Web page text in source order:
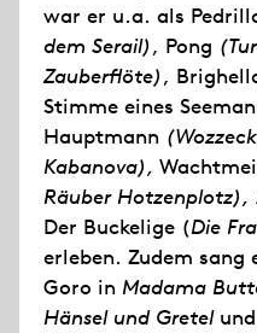
war er u.a. als
dem Serail), Pong
Zauberflöte),
Stimme eines
Hauptmann
Kabanova),
Räuber Hotzenplotz),
Der Buckelige (Die
erleben. Zudem sang
Goro in Madama
Hänsel und Gretel